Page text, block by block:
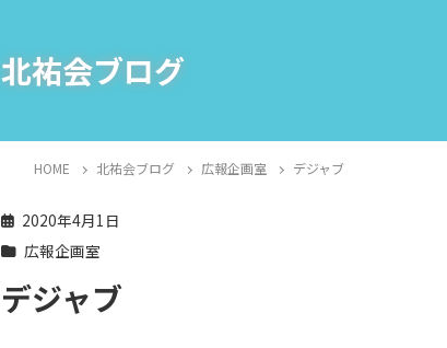
北祐会ブログ
HOME 北祐会ブログ 広報企画室 デジャブ
2020年4月1日
広報企画室
デジャブ